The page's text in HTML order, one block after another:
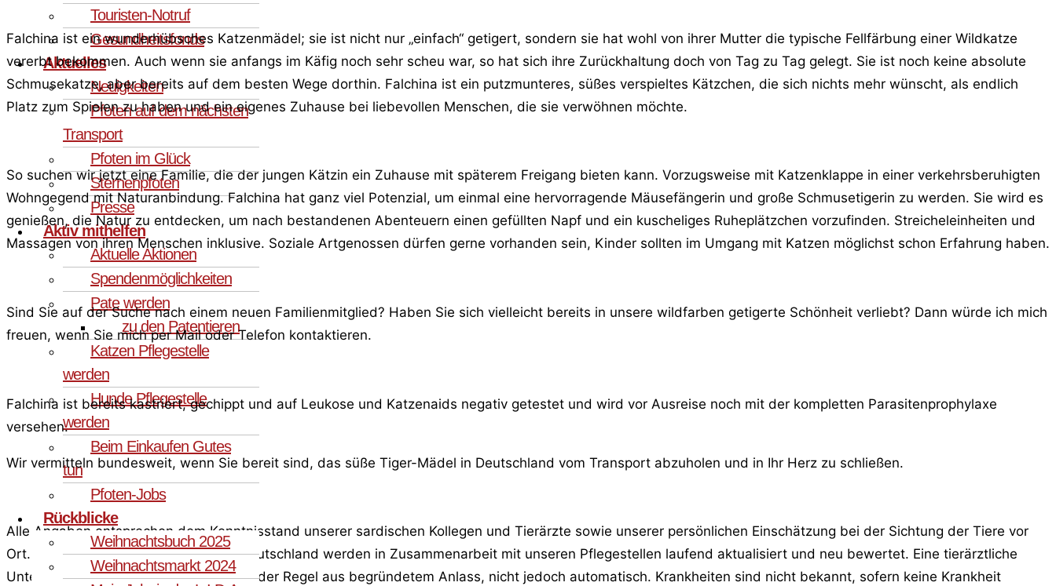
Touristen-Notruf
Gesundheitsfonds
Aktuelles
Neuigkeiten
Pfoten auf dem nächsten
Transport
Pfoten im Glück
Sternenpfoten
Presse
Aktiv mithelfen
Aktuelle Aktionen
Spendenmöglichkeiten
Pate werden
zu den Patentieren
Katzen Pflegestelle
werden
Hunde Pflegestelle
werden
Beim Einkaufen Gutes
tun
Pfoten-Jobs
Rückblicke
Weihnachtsbuch 2025
Weihnachtsmarkt 2024
Falchina ist ein wunderhübsches Katzenmädel; sie ist nicht nur „einfach“ getigert, sondern sie hat wohl von ihrer Mutter die typische Fellfärbung einer Wildkatze
vererbt bekommen. Auch wenn sie anfangs im Käfig noch sehr scheu war, so hat sich ihre Zurückhaltung doch von Tag zu Tag gelegt. Sie ist noch keine absolute
Schmusekatze, aber bereits auf dem besten Wege dorthin. Falchina ist ein putzmunteres, süßes verspieltes Kätzchen, die sich nichts mehr wünscht, als endlich
Platz zum Spielen zu haben und ein eigenes Zuhause bei liebevollen Menschen, die sie verwöhnen möchte.
So suchen wir jetzt eine Familie, die der jungen Kätzin ein Zuhause mit späterem Freigang bieten kann. Vorzugsweise mit Katzenklappe in einer verkehrsberuhigten
Wohngegend mit Naturanbindung. Falchina hat ganz viel Potenzial, um einmal eine hervorragende Mäusefängerin und große Schmusetigerin zu werden. Sie wird es
genießen, die Natur zu entdecken, um nach bestandenen Abenteuern einen gefüllten Napf und ein kuscheliges Ruheplätzchen vorzufinden. Streicheleinheiten und
Massagen von ihren Menschen inklusive. Soziale Artgenossen dürfen gerne vorhanden sein, Kinder sollten im Umgang mit Katzen möglichst schon Erfahrung haben.
Sind Sie auf der Suche nach einem neuen Familienmitglied? Haben Sie sich vielleicht bereits in unsere wildfarben getigerte Schönheit verliebt? Dann würde ich mich
freuen, wenn Sie mich per Mail oder Telefon kontaktieren.
Falchina ist bereits kastriert, gechippt und auf Leukose und Katzenaids negativ getestet und wird vor Ausreise noch mit der kompletten Parasitenprophylaxe
versehen.
Wir vermitteln bundesweit, wenn Sie bereit sind, das süße Tiger-Mädel in Deutschland vom Transport abzuholen und in Ihr Herz zu schließen.
Alle Angaben entsprechen dem Kenntnisstand unserer sardischen Kollegen und Tierärzte sowie unserer persönlichen Einschätzung bei der Sichtung der Tiere vor
Ort. Die Angaben über die Katzen in Deutschland werden in Zusammenarbeit mit unseren Pflegestellen laufend aktualisiert und neu bewertet. Eine tierärztliche
Untersuchung in Deutschland erfolgt in der Regel aus begründetem Anlass, nicht jedoch automatisch. Krankheiten sind nicht bekannt, sofern keine Krankheit